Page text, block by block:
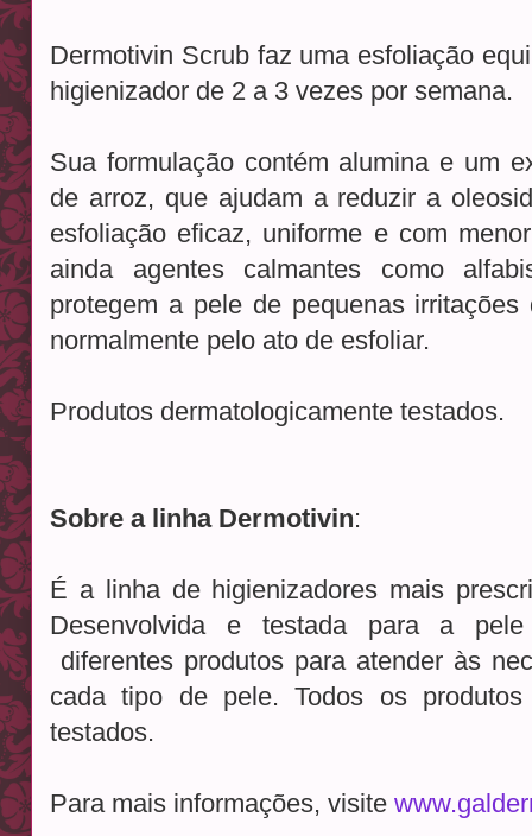
Dermotivin Scrub faz uma esfoliação
higienizador de 2 a 3 vezes por semana.
Sua formulação contém alumina e um
de arroz, que ajudam a reduzir a
esfoliação eficaz, uniforme e com
ainda agentes calmantes como
protegem a pele de pequenas
normalmente pelo ato de esfoliar.
Produtos dermatologicamente testados.
Sobre a linha Dermotivin:
É a linha de higienizadores mais
Desenvolvida e testada para a
diferentes produtos para atender às
cada tipo de pele. Todos os produtos
testados.
Para mais informações, visite